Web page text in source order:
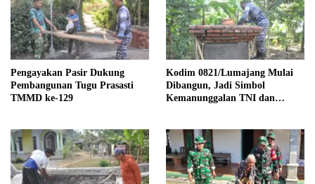
Pengayakan Pasir Dukung
Pembangunan Tugu Prasasti
TMMD ke-129
Kodim 0821/Lumajang Mulai
Dibangun, Jadi Simbol
Kemanunggalan TNI dan